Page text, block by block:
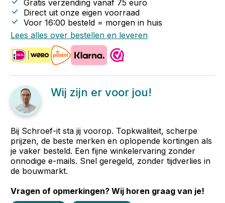
Gratis verzending vanaf 75 euro
Direct uit onze eigen voorraad
Voor 16:00 besteld = morgen in huis
Lees alles over bestellen en leveren
Wij zijn er voor jou!
Bij Schroef-it sta jij voorop. Topkwaliteit, scherpe
prijzen, de beste merken en oplopende kortingen als
je vaker besteld. Een fijne winkelervaring zonder
onnodige e-mails. Snel geregeld, zonder tijdverlies in
de bouwmarkt.
Vragen of opmerkingen? Wij horen graag van je!